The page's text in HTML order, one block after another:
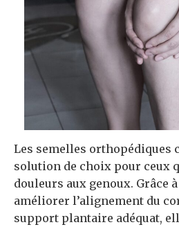
Les semelles orthopédiques
solution de choix pour ceux
douleurs aux genoux. Grâce
améliorer l’alignement du
support plantaire adéquat,